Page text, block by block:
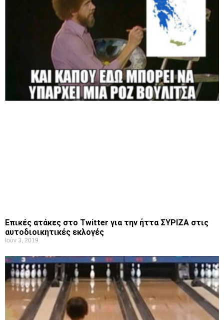
Επικές ατάκες στο Twitter για την ήττα ΣΥΡΙΖΑ στις
αυτοδιοικητικές εκλογές
Ιούν 3, 2019